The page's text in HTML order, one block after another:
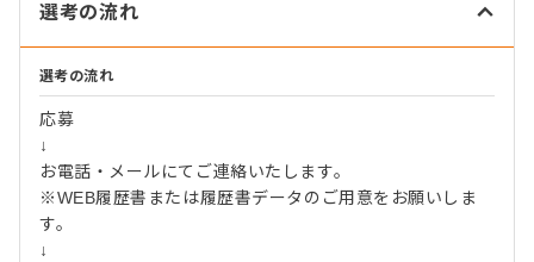
選考の流れ
選考の流れ
応募
↓
お電話・メールにてご連絡いたします。
※WEB履歴書または履歴書データのご用意をお願いしま
す。
↓